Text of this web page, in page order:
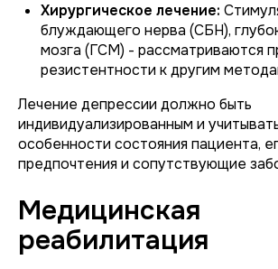
Хирургическое лечение:
блуждающего нерва (СБН),
мозга (ГСМ) - рассматриваются
резистентности к другим
Лечение депрессии должно быть
индивидуализированным и
особенности состояния пациента,
предпочтения и сопутствующие
Медицинская
реабилитация